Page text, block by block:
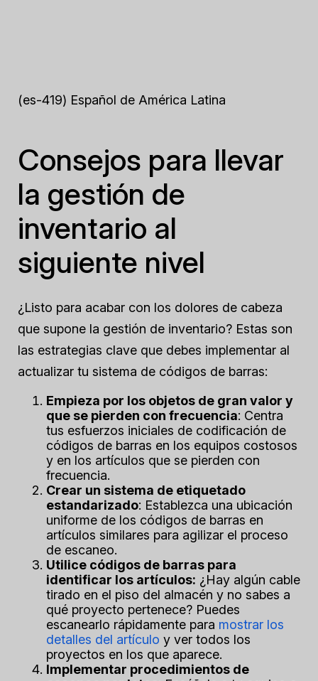
(es-419) Español de América Latina
Consejos para llevar
la gestión de
inventario al
siguiente nivel
¿Listo para acabar con los dolores de cabeza
que supone la gestión de inventario? Estas son
las estrategias clave que debes implementar al
actualizar tu sistema de códigos de barras:
Empieza por los objetos de gran valor y
que se pierden con frecuencia: Centra
tus esfuerzos iniciales de codificación de
códigos de barras en los equipos costosos
y en los artículos que se pierden con
frecuencia.
Crear un sistema de etiquetado
estandarizado: Establezca una ubicación
uniforme de los códigos de barras en
artículos similares para agilizar el proceso
de escaneo.
Utilice códigos de barras para
identificar los artículos: ¿Hay algún cable
tirado en el piso del almacén y no sabes a
qué proyecto pertenece? Puedes
escanearlo rápidamente para mostrar los
detalles del artículo y ver todos los
proyectos en los que aparece.
Implementar procedimientos de